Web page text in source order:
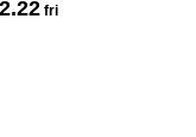
.22 fri